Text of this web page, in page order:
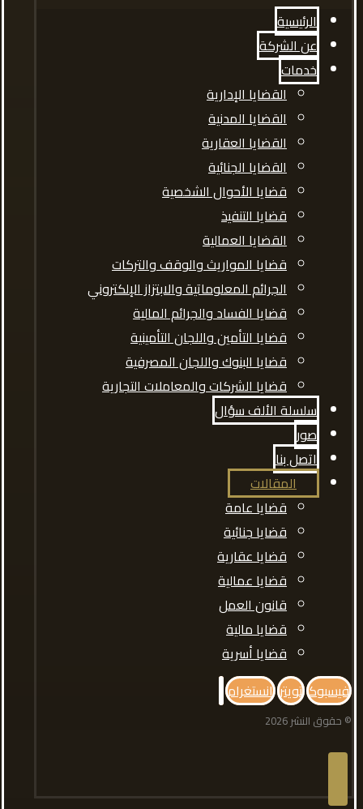
الرئيسية
عن الشركة
خدمات
القضايا الإدارية
القضايا المدنية
القضايا العقارية
القضايا الجنائية
قضايا الأحوال الشخصية
قضايا التنفيذ
القضايا العمالية
قضايا المواريث والوقف والتركات
الجرائم المعلوماتية والابتزاز الإلكتروني
قضايا الفساد والجرائم المالية
قضايا التأمين واللجان التأمينية
قضايا البنوك واللجان المصرفية
قضايا الشركات والمعاملات التجارية
سلسلة الألف سؤال
صور
اتصل بنا
المقالات
قضايا عامة
قضايا جنائية
قضايا عقارية
قضايا عمالية
قانون العمل
قضايا مالية
قضايا أسرية
فيسبوك تويتر انستغرام
© حقوق النشر 2026